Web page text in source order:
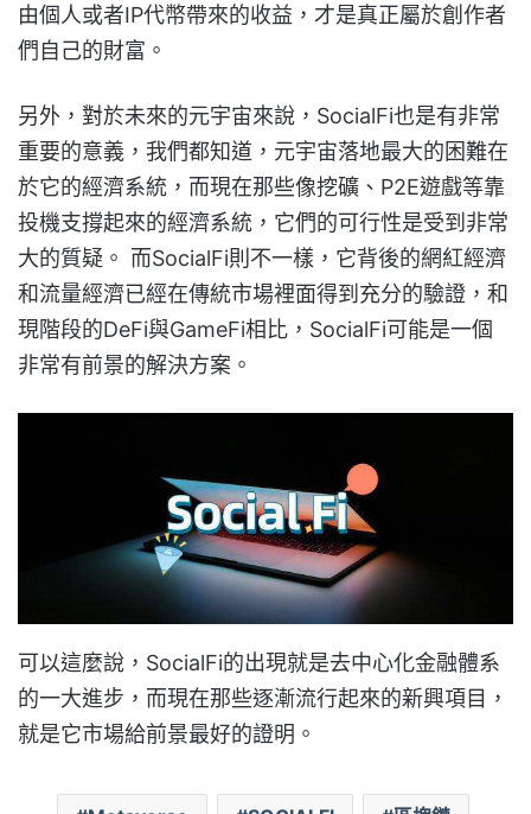
由個人或者IP代幣帶來的收益，才是真正屬於創作者
們自己的財富。
另外，對於未來的元宇宙來說，SocialFi也是有非常
重要的意義，我們都知道，元宇宙落地最大的困難在
於它的經濟系統，而現在那些像挖礦、P2E遊戲等靠
投機支撐起來的經濟系統，它們的可行性是受到非常
大的質疑。 而SocialFi則不一樣，它背後的網紅經濟
和流量經濟已經在傳統市場裡面得到充分的驗證，和
現階段的DeFi與GameFi相比，SocialFi可能是一個
非常有前景的解決方案。
可以這麼說，SocialFi的出現就是去中心化金融體系
的一大進步，而現在那些逐漸流行起來的新興項目，
就是它市場給前景最好的證明。